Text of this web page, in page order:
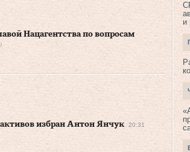
Нацагентства по вопросам
активов избран Антон Янчук
20:31
и